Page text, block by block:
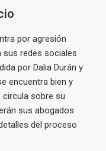
por agresión
sus redes sociales
por Dalia Durán y
encuentra bien y
sobre su
sus abogados
del proceso